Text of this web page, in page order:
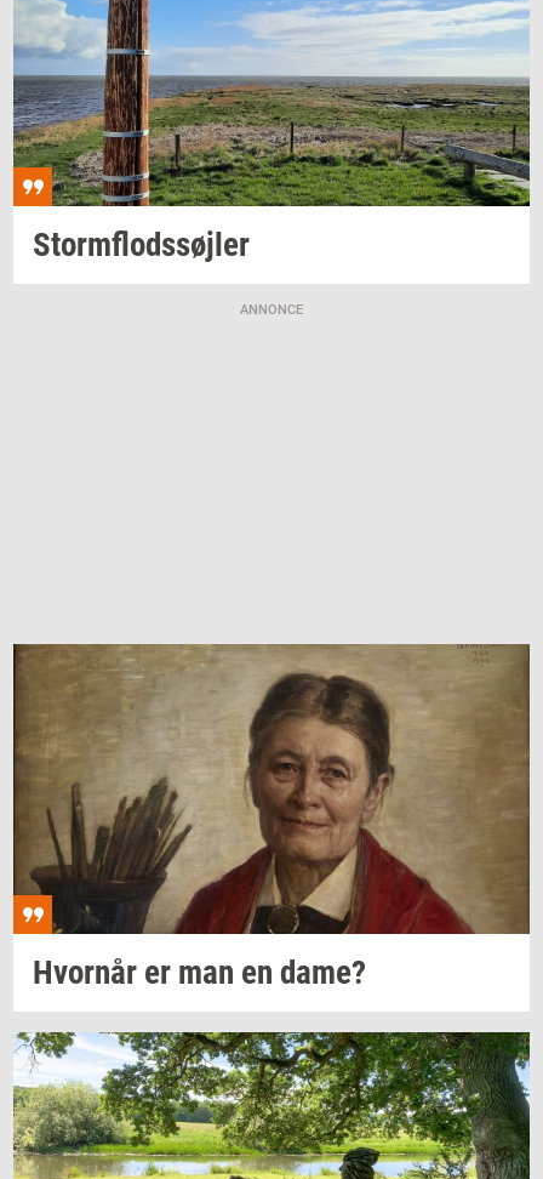
Storm­flod­s­søj­ler
ANNONCE
Hvor­når er man en dame?